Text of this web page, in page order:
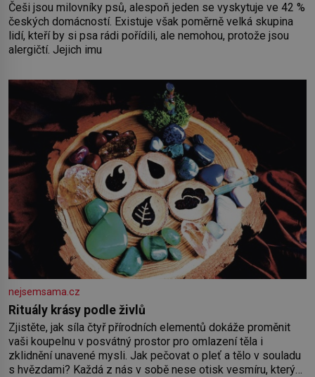
Češi jsou milovníky psů, alespoň jeden se vyskytuje ve 42 %
českých domácností. Existuje však poměrně velká skupina
lidí, kteří by si psa rádi pořídili, ale nemohou, protože jsou
alergičtí. Jejich imu
nejsemsama.cz
Rituály krásy podle živlů
Zjistěte, jak síla čtyř přírodních elementů dokáže proměnit
vaši koupelnu v posvátný prostor pro omlazení těla i
zklidnění unavené mysli. Jak pečovat o pleť a tělo v souladu
s hvězdami? Každá z nás v sobě nese otisk vesmíru, který